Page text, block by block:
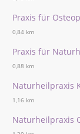
Praxis für
0,84 km
Praxis für
0,88 km
Naturheilpraxis
1,16 km
Naturheilpraxis